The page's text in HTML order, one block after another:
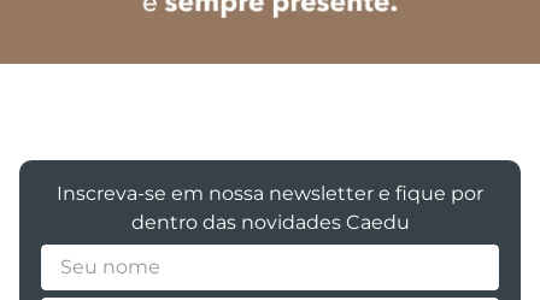
Inscreva-se em nossa newsletter e fique por
dentro das novidades Caedu